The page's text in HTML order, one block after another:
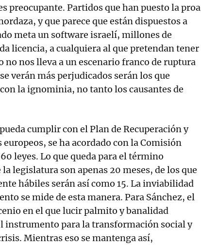
preocupante. Partidos que han puesto la proa
y que parece que están dispuestos a
meta un software israelí, millones de
licencia, a cualquiera al que pretendan tener
no nos lleva a un escenario franco de ruptura
verán más perjudicados serán los que
la ignominia, no tanto los causantes de
cumplir con el Plan de Recuperación y
se ha acordado con la Comisión
leyes. Lo que queda para el término
legislatura son apenas 20 meses, de los que
hábiles serán así como 15. La inviabilidad
se mide de esta manera. Para Sánchez, el
en el que lucir palmito y banalidad
instrumento para la transformación social y
Mientras eso se mantenga así,